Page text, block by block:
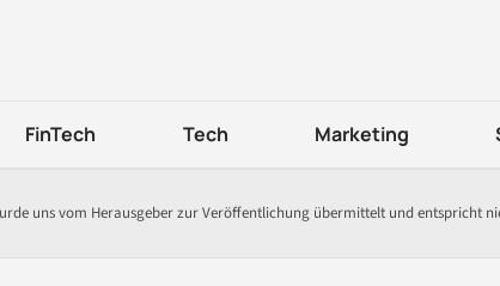
FinTech Tech Marketing
uns vom Herausgeber zur Veröffentlichung übermittelt und entspricht